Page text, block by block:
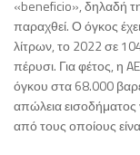
«beneficio», δηλαδή
παραχθεί. Ο όγκος
λίτρων, το 2022 σε
πέρυσι. Για φέτος, η
όγκου στα 68.000
απώλεια
από τους οποίους